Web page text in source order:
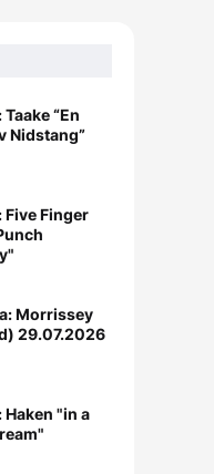
“En
Nidstang”
Five Finger
Morrissey
29.07.2026
"in a